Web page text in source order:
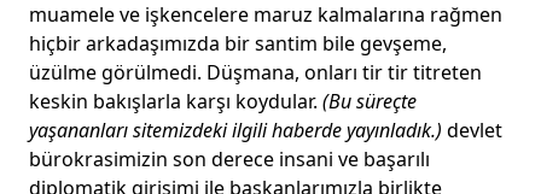
muamele ve işkencelere maruz kalmalarına rağmen
hiçbir arkadaşımızda bir santim bile gevşeme,
üzülme görülmedi. Düşmana, onları tir tir titreten
keskin bakışlarla karşı koydular. (Bu süreçte
yaşananları sitemizdeki ilgili haberde yayınladık.) devlet
bürokrasimizin son derece insani ve başarılı
diplomatik girişimi ile başkanlarımızla birlikte